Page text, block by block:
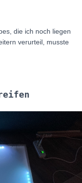
die ich noch liegen
verurteil, musste